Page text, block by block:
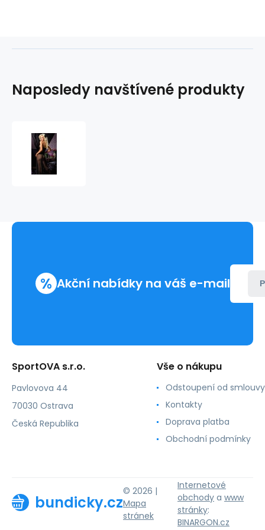
Naposledy navštívené produkty
% Akční nabídky na váš e-mail
SportOVA s.r.o.
Pavlovova 44
70030 Ostrava
Česká Republika
Vše o nákupu
Odstoupení od smlouvy
Kontakty
Doprava platba
Obchodní podmínky
bundicky.cz
© 2026 |
Mapa
stránek
Internetové
obchody a www
stránky:
BINARGON.cz